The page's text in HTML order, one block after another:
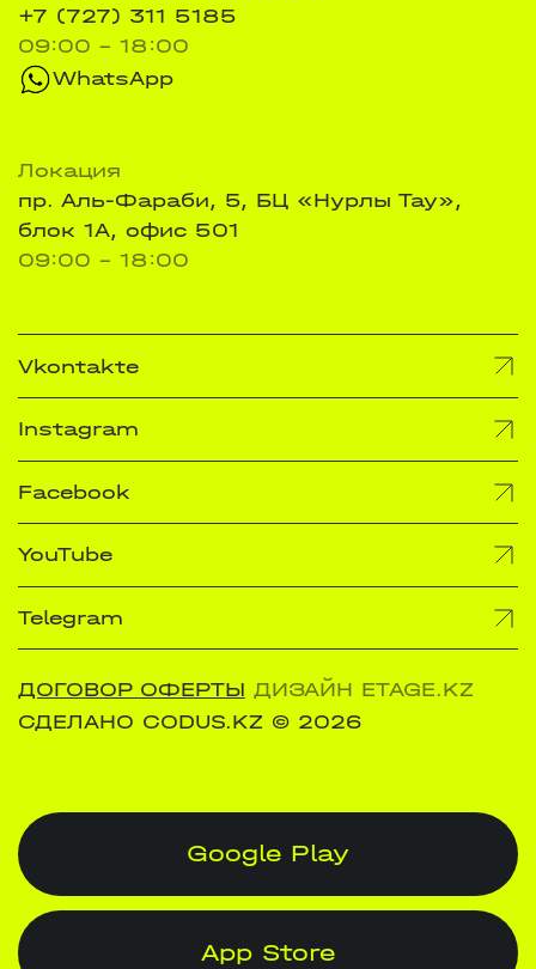
+7 (727) 311 5185
09:00 - 18:00
WhatsApp
Локация
пр. Аль-Фараби, 5, БЦ «Нурлы Тау»,
блок 1А, офис 501
09:00 - 18:00
Vkontakte
Instagram
Facebook
YouTube
Telegram
ДОГОВОР ОФЕРТЫ ДИЗАЙН ETAGE.KZ
СДЕЛАНО CODUS.KZ © 2026
Google Play
App Store